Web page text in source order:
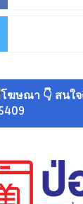
ฆษณา 👇 สนใ